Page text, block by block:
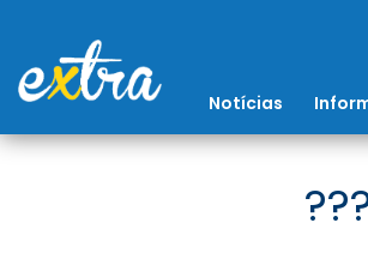
Notícias